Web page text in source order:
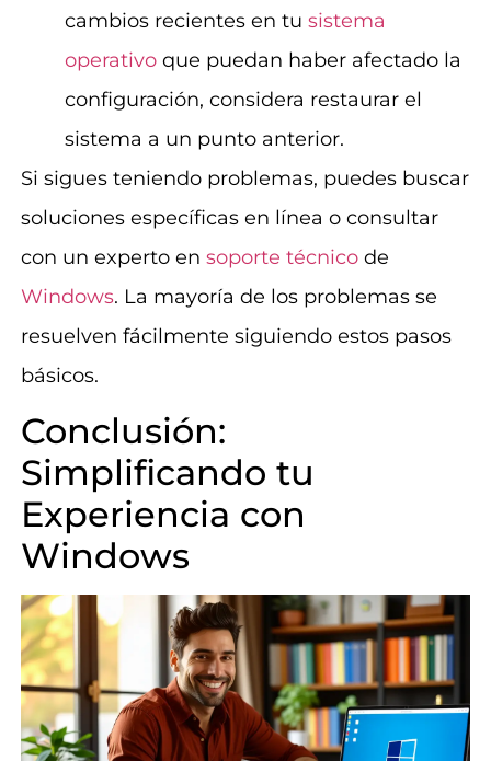
cambios recientes en tu sistema
operativoque puedan haber afectado la
configuración, considera restaurar el
sistema a un punto anterior.
Si sigues teniendo problemas, puedes buscar
soluciones específicas en línea o consultar
con un experto en soporte técnicode
Windows. La mayoría de los problemas se
resuelven fácilmente siguiendo estos pasos
básicos.
Conclusión:
Simplificando tu
Experiencia con
Windows